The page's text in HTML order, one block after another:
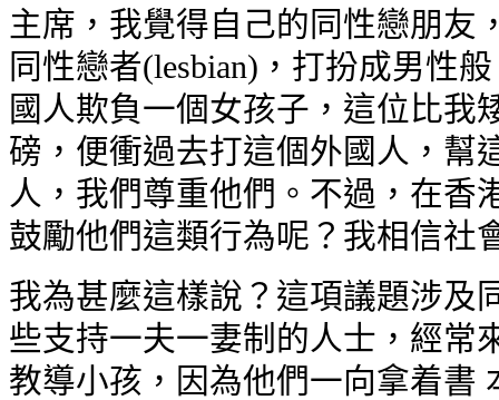
主席，我覺得自己的同性戀朋友
同性戀者(lesbian)，打扮成男性
國人欺負一個女孩子，這位比我
磅，便衝過去打這個外國人，幫
人，我們尊重他們。不過，在香
鼓勵他們這類行為呢？我相信社
我為甚麼這樣說？這項議題涉及
些支持一夫一妻制的人士，經常
教導小孩，因為他們一向拿着書